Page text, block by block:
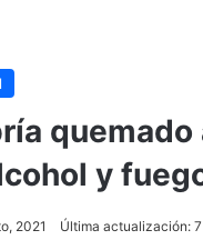
quemado
y
2021 Última actualización: